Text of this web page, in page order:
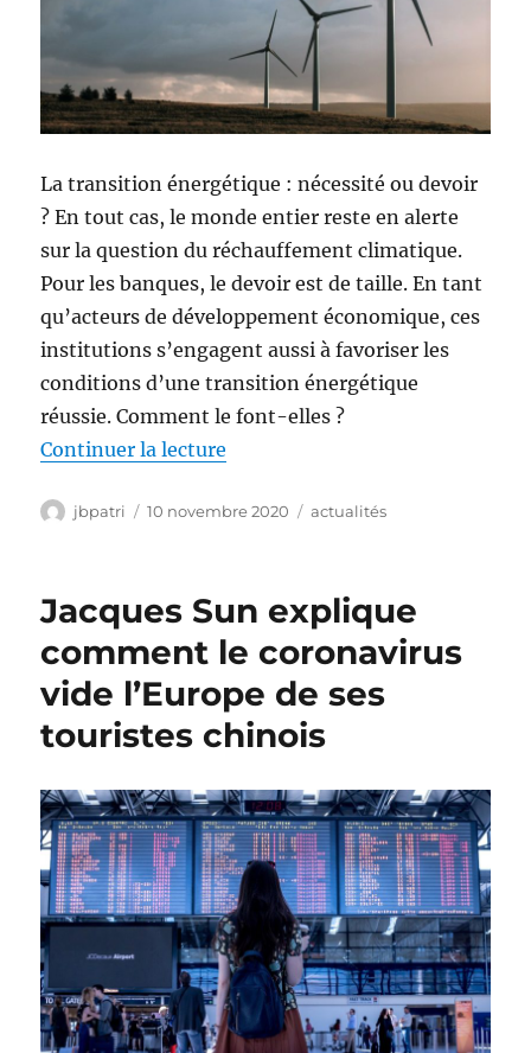
La transition énergétique : nécessité ou devoir
? En tout cas, le monde entier reste en alerte
sur la question du réchauffement climatique.
Pour les banques, le devoir est de taille. En tant
qu’acteurs de développement économique, ces
institutions s’engagent aussi à favoriser les
conditions d’une transition énergétique
réussie. Comment le font-elles ?
Continuer la lecture
Auteur
jbpatri
Publié
10 novembre 2020 Catégories
actualités
Jacques Sun explique
comment le coronavirus
vide l’Europe de ses
touristes chinois